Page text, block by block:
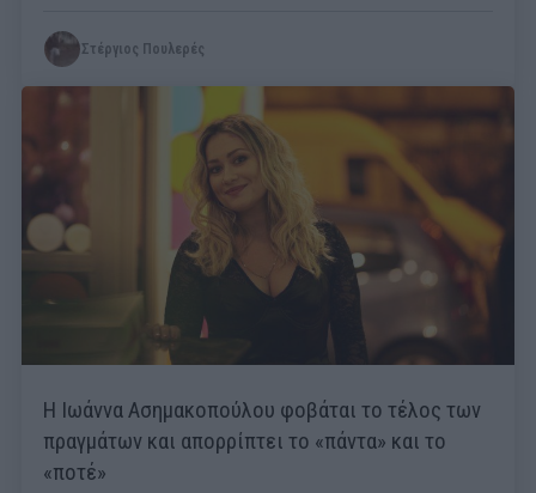
Στέργιος Πουλερές
Η Ιωάννα Ασημακοπούλου φοβάται το τέλος των
πραγμάτων και απορρίπτει το «πάντα» και το
«ποτέ»